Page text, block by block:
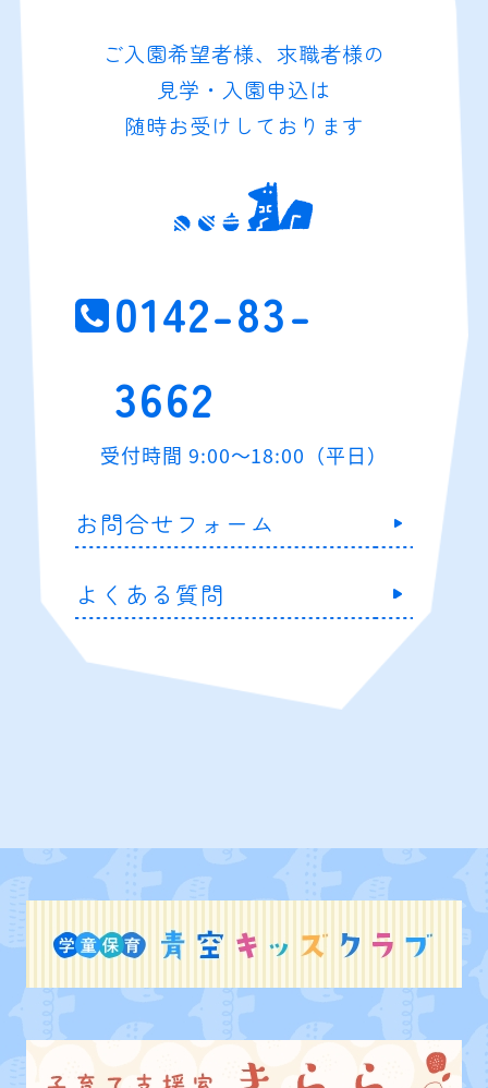
ご入園希望者様、求職者様の
見学・入園申込は
随時お受けしております
0142-83-
3662
受付時間 9:00～18:00（平日）
お問合せフォーム
よくある質問